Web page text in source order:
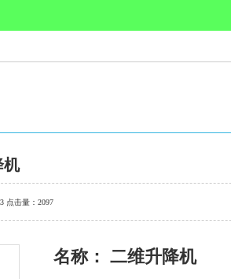
机
点击量：2097
名称： 二维升降机